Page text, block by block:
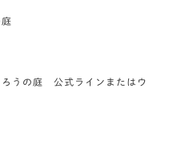
うの庭 公式ラインまたはウ